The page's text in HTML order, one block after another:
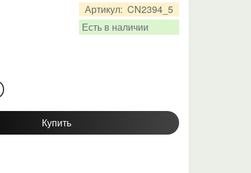
Артикул: CN2394_5
Есть в наличии
Купить